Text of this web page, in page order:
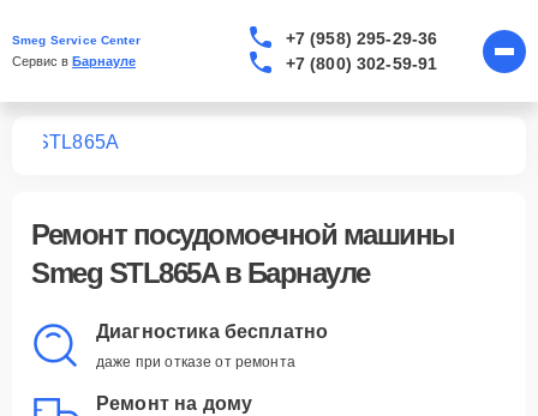
Smeg Service Center
Сервис в Барнауле
+7 (958) 295-29-36
+7 (800) 302-59-91
STL865A
Ремонт посудомоечной машины
Smeg STL865Aв Барнауле
Диагностика бесплатно
даже при отказе от ремонта
Ремонт на дому